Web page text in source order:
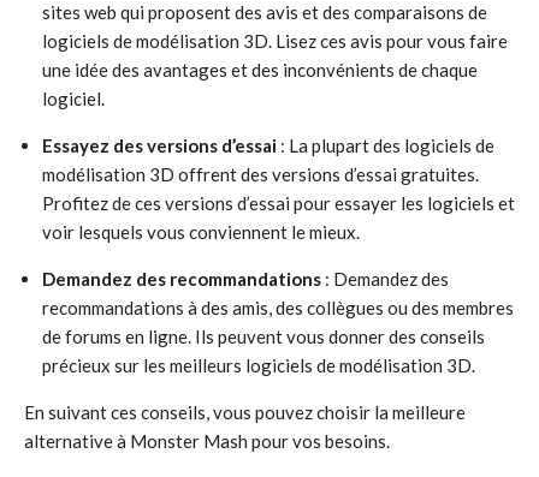
sites web qui proposent des avis et des comparaisons de
logiciels de modélisation 3D. Lisez ces avis pour vous faire
une idée des avantages et des inconvénients de chaque
logiciel.
Essayez des versions d’essai : La plupart des logiciels de
modélisation 3D offrent des versions d’essai gratuites.
Profitez de ces versions d’essai pour essayer les logiciels et
voir lesquels vous conviennent le mieux.
Demandez des recommandations : Demandez des
recommandations à des amis, des collègues ou des membres
de forums en ligne. Ils peuvent vous donner des conseils
précieux sur les meilleurs logiciels de modélisation 3D.
En suivant ces conseils, vous pouvez choisir la meilleure
alternative à Monster Mash pour vos besoins.